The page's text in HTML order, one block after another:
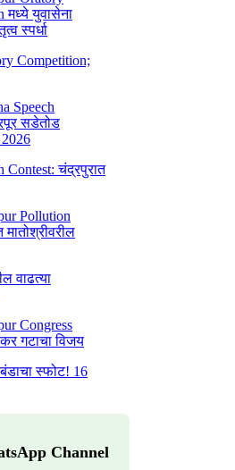
Competition;
Contest: चंद्रपुरात
वाढत्या
स्फोट! 16
Channel